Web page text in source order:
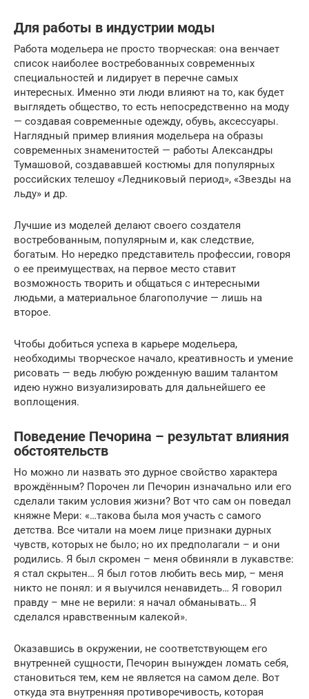
Для работы в индустрии моды
Работа модельера не просто творческая: она венчает
список наиболее востребованных современных
специальностей и лидирует в перечне самых
интересных. Именно эти люди влияют на то, как будет
выглядеть общество, то есть непосредственно на моду
— создавая современные одежду, обувь, аксессуары.
Наглядный пример влияния модельера на образы
современных знаменитостей — работы Александры
Тумашовой, создававшей костюмы для популярных
российских телешоу «Ледниковый период», «Звезды на
льду» и др.
Лучшие из моделей делают своего создателя
востребованным, популярным и, как следствие,
богатым. Но нередко представитель профессии, говоря
о ее преимуществах, на первое место ставит
возможность творить и общаться с интересными
людьми, а материальное благополучие — лишь на
второе.
Чтобы добиться успеха в карьере модельера,
необходимы творческое начало, креативность и умение
рисовать — ведь любую рожденную вашим талантом
идею нужно визуализировать для дальнейшего ее
воплощения.
Поведение Печорина – результат влияния
обстоятельств
Но можно ли назвать это дурное свойство характера
врождённым? Порочен ли Печорин изначально или его
сделали таким условия жизни? Вот что сам он поведал
княжне Мери: «…такова была моя участь с самого
детства. Все читали на моем лице признаки дурных
чувств, которых не было; но их предполагали – и они
родились. Я был скромен – меня обвиняли в лукавстве:
я стал скрытен… Я был готов любить весь мир, – меня
никто не понял: и я выучился ненавидеть… Я говорил
правду – мне не верили: я начал обманывать… Я
сделался нравственным калекой».
Оказавшись в окружении, не соответствующем его
внутренней сущности, Печорин вынужден ломать себя,
становиться тем, кем не является на самом деле. Вот
откуда эта внутренняя противоречивость, которая